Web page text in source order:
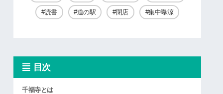
読書 道の駅 閉店 集中曝涼
目次
千福寺とは